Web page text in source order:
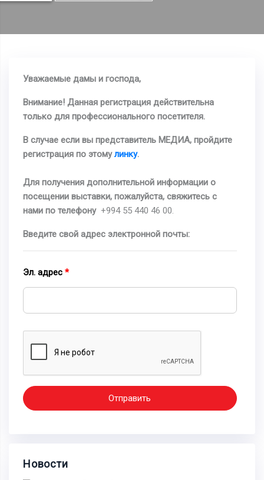
Уважаемые дамы и господа,
Внимание! Данная регистрация действительна
только для профессионального посетителя.
В случае если вы представитель МЕДИА, пройдите
регистрация по этомулинку.
Для получения дополнительной информации о
посещении выставки, пожалуйста, свяжитесь с
нами по телефону +994 55 440 46 00.
Введите свой адрес электронной почты:
Эл. адрес
Отправить
Новости